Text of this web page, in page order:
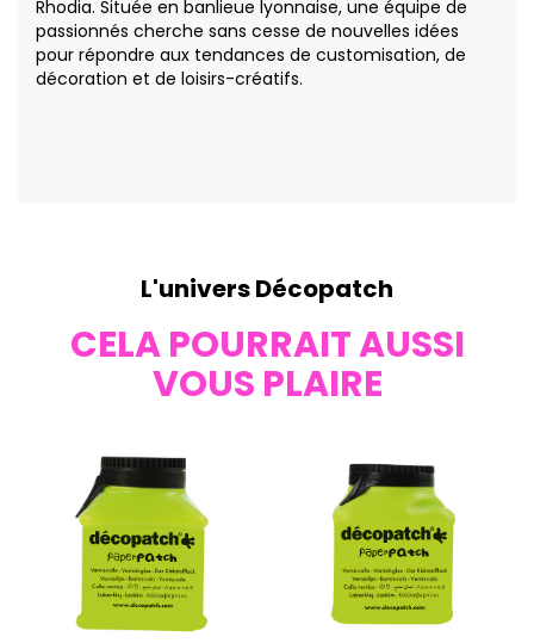
Rhodia. Située en banlieue lyonnaise, une équipe de
passionnés cherche sans cesse de nouvelles idées
pour répondre aux tendances de customisation, de
décoration et de loisirs-créatifs.
L'univers Décopatch
CELA POURRAIT AUSSI
VOUS PLAIRE